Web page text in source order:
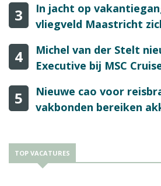
3
In jacht op
vliegveld Maastricht
4
Michel van der Stelt
Executive bij MSC
5
Nieuwe cao voor
vakbonden bereiken
TOP VACATURES